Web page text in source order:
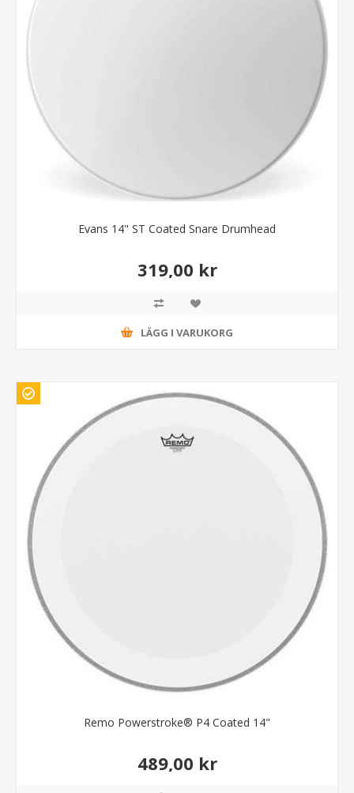
Evans 14" ST Coated Snare Drumhead
319,00 kr
LÄGG I VARUKORG
Remo Powerstroke® P4 Coated 14"
489,00 kr